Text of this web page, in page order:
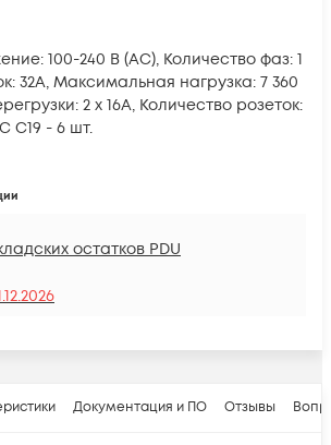
100-240 В (AC), Количество фаз: 1
32А, Максимальная нагрузка: 7 360
2 х 16А, Количество розеток:
C19 - 6 шт.
остатков PDU
Документация и ПО Отзывы